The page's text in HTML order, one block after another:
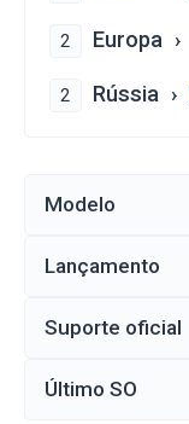
2 Europa
2 Rússia
Modelo
Lançamento
Suporte oficial
Último SO